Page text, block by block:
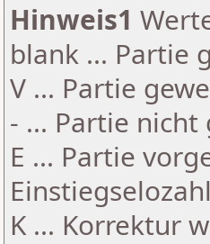
Hinweis1
blank ... Partie
V ... Partie
- ... Partie
E ... Partie
K ... Korrektur